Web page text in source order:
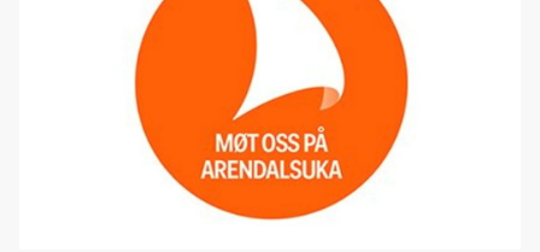
oppe siden juletider, da Statens vegvesen sendte på
høring forslag om at ikrafttreden skulle være 1. juli 2026.